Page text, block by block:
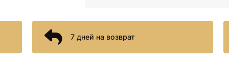
7 дней на возврат